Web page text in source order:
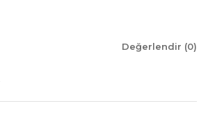
Değerlendir (0)